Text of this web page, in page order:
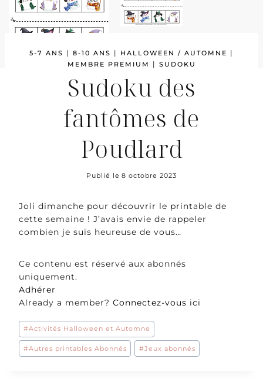
5-7 ANS | 8-10 ANS | HALLOWEEN / AUTOMNE |
MEMBRE PREMIUM | SUDOKU
Sudoku des
fantômes de
Poudlard
Publié le 8 octobre 2023
Joli dimanche pour découvrir le printable de
cette semaine ! J’avais envie de rappeler
combien je suis heureuse de vous…
Ce contenu est réservé aux abonnés
uniquement.
Adhérer
Already a member? Connectez-vous ici
Étiquettes
de
la
#Activités Halloween et Automne
#Autres printables Abonnés #Jeux abonnés